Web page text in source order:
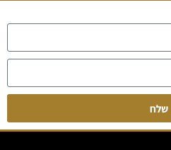
שלח